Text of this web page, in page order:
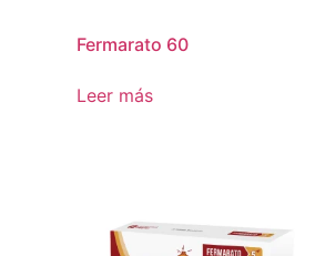
Fermarato 60
Leer más